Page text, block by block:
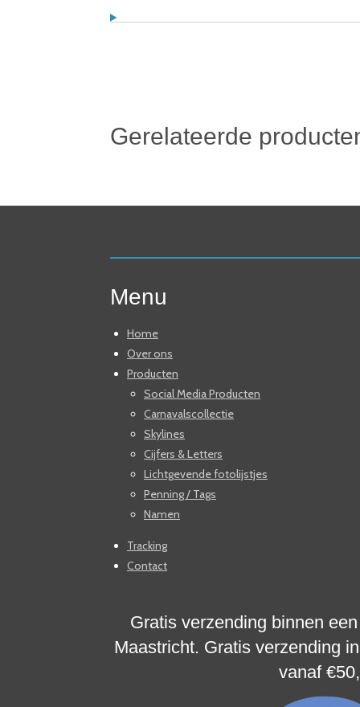
Gerelateerde
Menu
Home
Over ons
Producten
Social Media Producten
Carnavalscollectie
Skylines
Cijfers & Letters
Lichtgevende fotolijstjes
Penning / Tags
Namen
Tracking
Contact
Gratis verzending binnen
Maastricht. Gratis verzending
vanaf